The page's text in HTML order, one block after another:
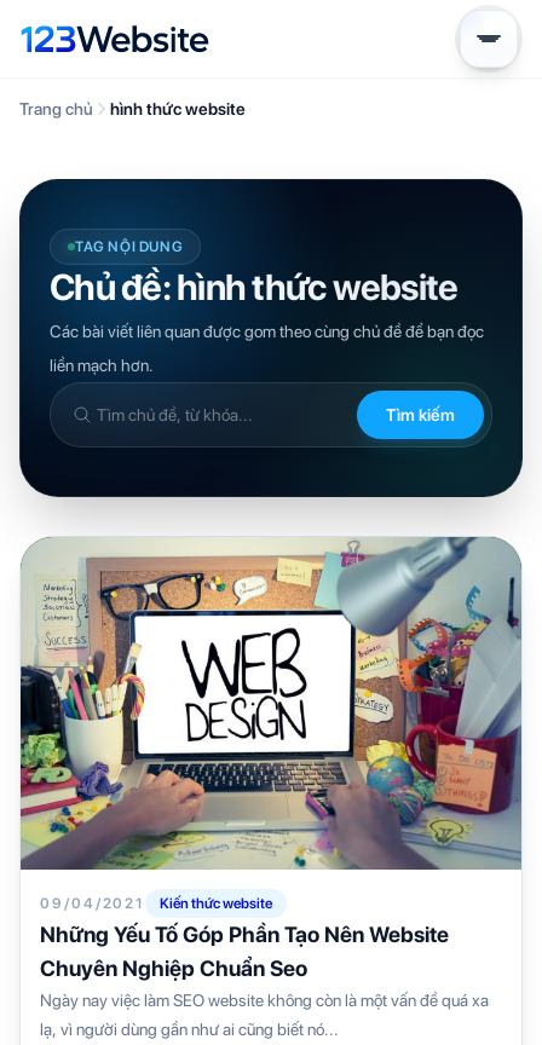
Trang chủ hình thức website
TAG NỘI DUNG
Chủ đề: hình thức website
Các bài viết liên quan được gom theo cùng chủ đề để bạn đọc
liền mạch hơn.
Tìm
trong
thức
Tìm kiếm
09/04/2021 Kiến thức website
Những Yếu Tố Góp Phần Tạo Nên Website
Chuyên Nghiệp Chuẩn Seo
Ngày nay việc làm SEO website không còn là một vấn đề quá xa
lạ, vì người dùng gần như ai cũng biết nó...